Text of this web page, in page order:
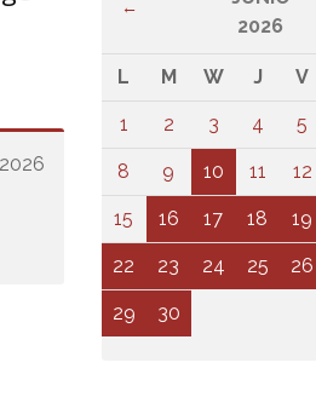
←
2026
L M W J V
1 2 3 4 5
8 9 10 11 12
15 16 17 18 19
22 23 24 25 26
29 30